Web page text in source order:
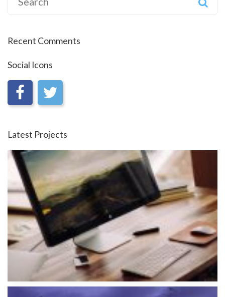
for:
Recent Comments
Social Icons
Latest Projects